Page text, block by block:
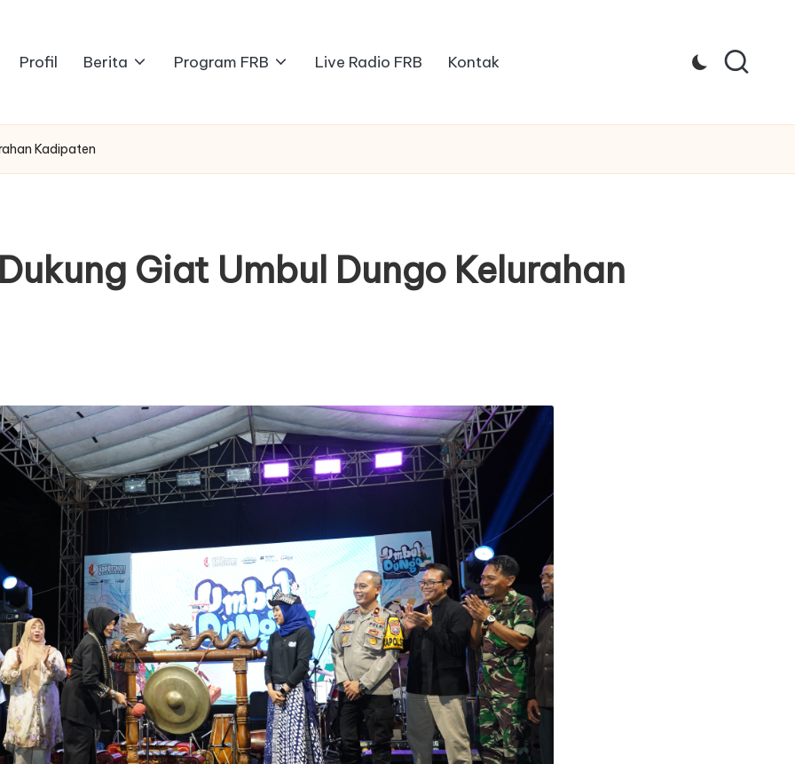
Profil Berita Program FRB Live Radio FRB Kontak
Kadipaten
Giat Umbul Dungo Kelurahan